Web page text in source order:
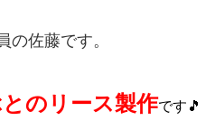
佐藤です。
のリース製作です🎵